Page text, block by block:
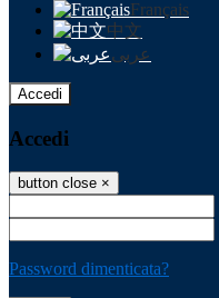
Français
中文
عربى
Accedi
Accedi
button close ×
Password dimenticata?